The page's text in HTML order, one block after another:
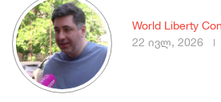
World Liberty
22 ივლ, 2026